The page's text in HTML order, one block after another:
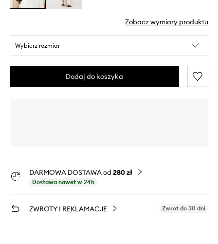
Zobacz wymiary produktu
Wybierz rozmiar
Dodaj do koszyka
DARMOWA DOSTAWA od 280 zł
Dostawa nawet w 24h
ZWROTY I REKLAMACJE Zwrot do 30 dni